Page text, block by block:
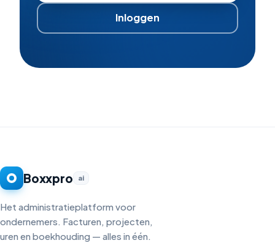
Inloggen
Boxxpro ai
Het administratieplatform voor
ondernemers. Facturen, projecten,
uren en boekhouding — alles in één.